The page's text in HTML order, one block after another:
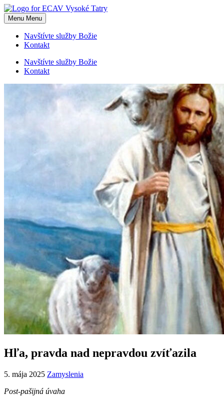
Skip
to
content
Menu Menu
Navštívte služby Božie
Kontakt
Navštívte služby Božie
Kontakt
Hľa, pravda nad nepravdou zvíťazila
5. mája 2025 Zamyslenia
Post-pašijná úvaha